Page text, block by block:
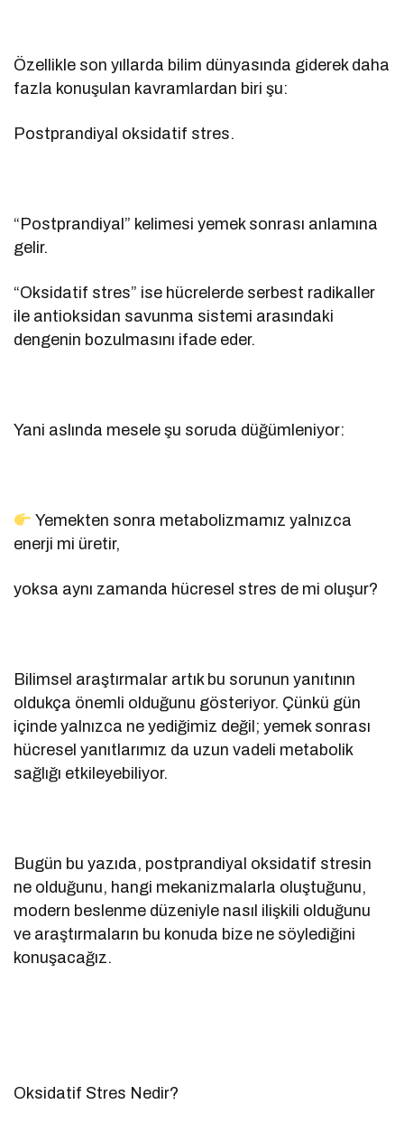
Özellikle son yıllarda bilim dünyasında giderek daha
fazla konuşulan kavramlardan biri şu:
Postprandiyal oksidatif stres.
“Postprandiyal” kelimesi yemek sonrası anlamına
gelir.
“Oksidatif stres” ise hücrelerde serbest radikaller
ile antioksidan savunma sistemi arasındaki
dengenin bozulmasını ifade eder.
Yani aslında mesele şu soruda düğümleniyor:
Yemekten sonra metabolizmamız yalnızca
enerji mi üretir,
yoksa aynı zamanda hücresel stres de mi oluşur?
Bilimsel araştırmalar artık bu sorunun yanıtının
oldukça önemli olduğunu gösteriyor. Çünkü gün
içinde yalnızca ne yediğimiz değil; yemek sonrası
hücresel yanıtlarımız da uzun vadeli metabolik
sağlığı etkileyebiliyor.
Bugün bu yazıda, postprandiyal oksidatif stresin
ne olduğunu, hangi mekanizmalarla oluştuğunu,
modern beslenme düzeniyle nasıl ilişkili olduğunu
ve araştırmaların bu konuda bize ne söylediğini
konuşacağız.
Oksidatif Stres Nedir?